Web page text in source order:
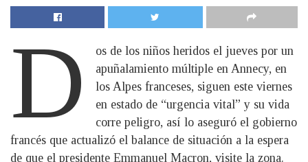
D
os de los niños heridos el jueves por un
apuñalamiento múltiple en Annecy, en
los Alpes franceses, siguen este viernes
en estado de “urgencia vital” y su vida
corre peligro, así lo aseguró el gobierno
francés que actualizó el balance de situación a la espera
de que el presidente Emmanuel Macron, visite la zona.